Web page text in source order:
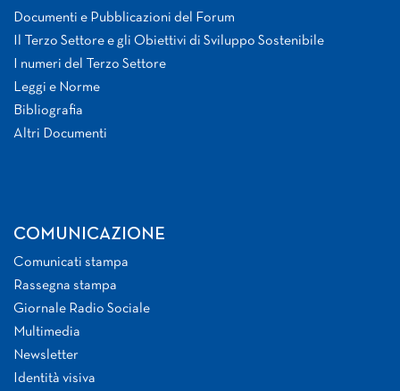
Documenti e Pubblicazioni del Forum
Il Terzo Settore e gli Obiettivi di Sviluppo Sostenibile
I numeri del Terzo Settore
Leggi e Norme
Bibliografia
Altri Documenti
COMUNICAZIONE
Comunicati stampa
Rassegna stampa
Giornale Radio Sociale
Multimedia
Newsletter
Identità visiva